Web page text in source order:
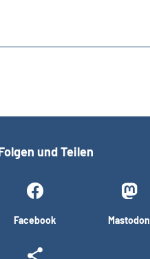
und Teilen
Facebook Mastodon